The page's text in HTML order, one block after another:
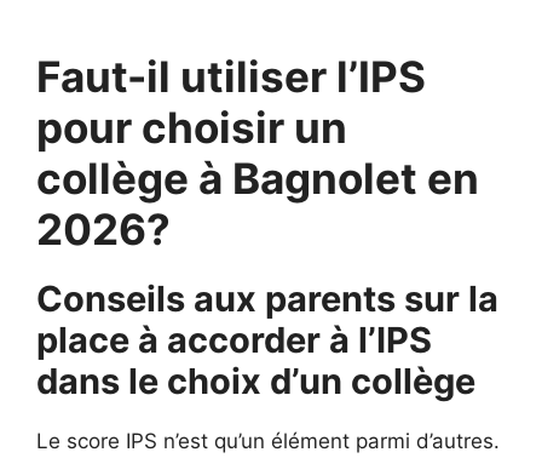
Faut-il utiliser l’IPS
pour choisir un
collège à Bagnolet en
2026?
Conseils aux parents sur la
place à accorder à l’IPS
dans le choix d’un collège
Le score IPS n’est qu’un élément parmi d’autres.